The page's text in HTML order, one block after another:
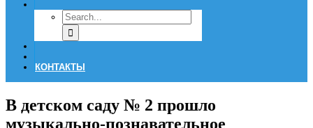
КОНТАКТЫ
В детском саду № 2 прошло
музыкально-познавательное